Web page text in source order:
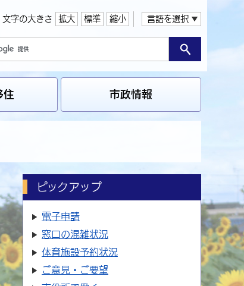
文字の大きさ 拡大 標準 縮小 言語を選択
住 市政情報
ピックアップ
電子申請
窓口の混雑状況
体育施設予約状況
ご意見・ご要望